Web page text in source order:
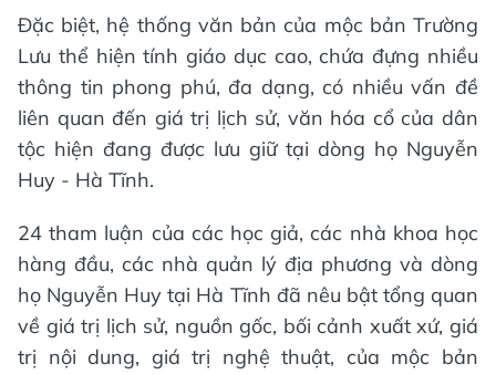
Đặc biệt, hệ thống văn bản của mộc bản Trường
Lưu thể hiện tính giáo dục cao, chứa đựng nhiều
thông tin phong phú, đa dạng, có nhiều vấn đề
liên quan đến giá trị lịch sử, văn hóa cổ của dân
tộc hiện đang được lưu giữ tại dòng họ Nguyễn
Huy - Hà Tĩnh.
24 tham luận của các học giả, các nhà khoa học
hàng đầu, các nhà quản lý địa phương và dòng
họ Nguyễn Huy tại Hà Tĩnh đã nêu bật tổng quan
về giá trị lịch sử, nguồn gốc, bối cảnh xuất xứ, giá
trị nội dung, giá trị nghệ thuật, của mộc bản